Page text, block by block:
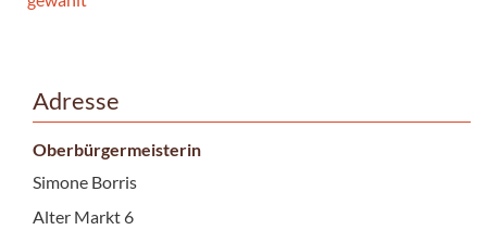
Adresse
Oberbürgermeisterin
Simone Borris
Alter Markt 6